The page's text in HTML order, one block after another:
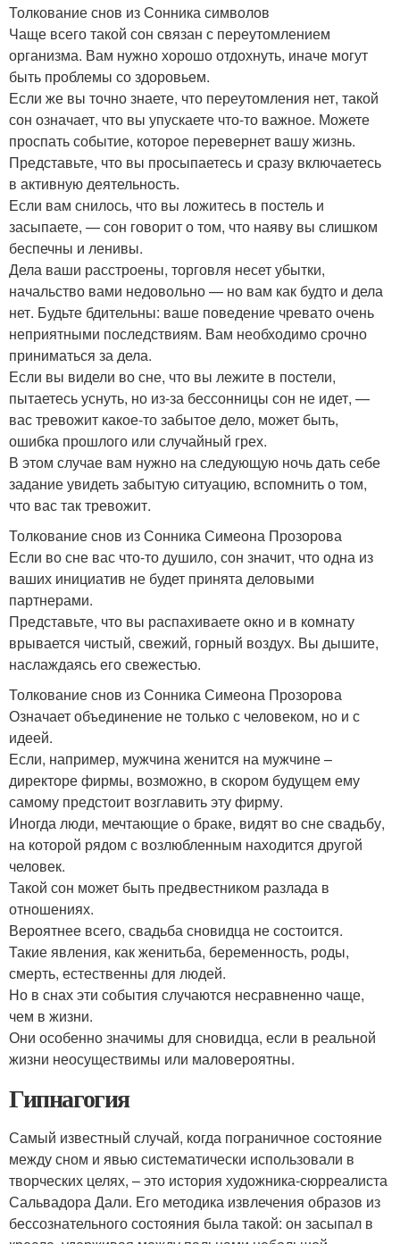
Толкование снов из Сонника символов
Чаще всего такой сон связан с переутомлением
организма. Вам нужно хорошо отдохнуть, иначе могут
быть проблемы со здоровьем.
Если же вы точно знаете, что переутомления нет, такой
сон означает, что вы упускаете что-то важное. Можете
проспать событие, которое перевернет вашу жизнь.
Представьте, что вы просыпаетесь и сразу включаетесь
в активную деятельность.
Если вам снилось, что вы ложитесь в постель и
засыпаете, — сон говорит о том, что наяву вы слишком
беспечны и ленивы.
Дела ваши расстроены, торговля несет убытки,
начальство вами недовольно — но вам как будто и дела
нет. Будьте бдительны: ваше поведение чревато очень
неприятными последствиям. Вам необходимо срочно
приниматься за дела.
Если вы видели во сне, что вы лежите в постели,
пытаетесь уснуть, но из-за бессонницы сон не идет, —
вас тревожит какое-то забытое дело, может быть,
ошибка прошлого или случайный грех.
В этом случае вам нужно на следующую ночь дать себе
задание увидеть забытую ситуацию, вспомнить о том,
что вас так тревожит.
Толкование снов из Сонника Симеона Прозорова
Если во сне вас что-то душило, сон значит, что одна из
ваших инициатив не будет принята деловыми
партнерами.
Представьте, что вы распахиваете окно и в комнату
врывается чистый, свежий, горный воздух. Вы дышите,
наслаждаясь его свежестью.
Толкование снов из Сонника Симеона Прозорова
Означает объединение не только с человеком, но и с
идеей.
Если, например, мужчина женится на мужчине –
директоре фирмы, возможно, в скором будущем ему
самому предстоит возглавить эту фирму.
Иногда люди, мечтающие о браке, видят во сне свадьбу,
на которой рядом с возлюбленным находится другой
человек.
Такой сон может быть предвестником разлада в
отношениях.
Вероятнее всего, свадьба сновидца не состоится.
Такие явления, как женитьба, беременность, роды,
смерть, естественны для людей.
Но в снах эти события случаются несравненно чаще,
чем в жизни.
Они особенно значимы для сновидца, если в реальной
жизни неосуществимы или маловероятны.
Гипнагогия
Самый известный случай, когда пограничное состояние
между сном и явью систематически использовали в
творческих целях, – это история художника-сюрреалиста
Сальвадора Дали. Его методика извлечения образов из
бессознательного состояния была такой: он засыпал в